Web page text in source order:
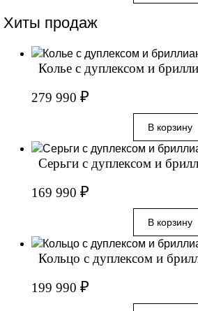
Хиты продаж
Колье с дуплексом и
279 990 ₽
Серьги с дуплексом и
169 990 ₽
Кольцо с дуплексом и
199 990 ₽